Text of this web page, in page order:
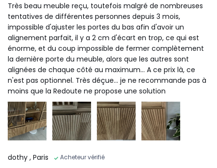
Très beau meuble reçu, toutefois malgré de nombreuses
tentatives de différentes personnes depuis 3 mois,
impossible d'ajuster les portes du bas afin d'avoir un
alignement parfait, il y a 2 cm d'écart en trop, ce qui est
énorme, et du coup impossible de fermer complètement
la dernière porte du meuble, alors que les autres sont
alignées de chaque côté au maximum... A ce prix là, ce
n'est pas optionnel. Très déçue... je ne recommande pas à
moins que la Redoute ne propose une solution
dothy , Paris Acheteur vérifié